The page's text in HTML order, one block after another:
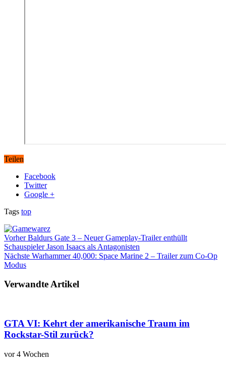
Teilen
Facebook
Twitter
Google +
Tags top
VorherBaldurs Gate 3 – Neuer Gameplay-Trailer enthüllt
Schauspieler Jason Isaacs als Antagonisten
Nächste Warhammer 40,000: Space Marine 2 – Trailer zum Co-Op
Modus
Verwandte Artikel
GTA VI: Kehrt der amerikanische Traum im
Rockstar-Stil zurück?
vor 4 Wochen